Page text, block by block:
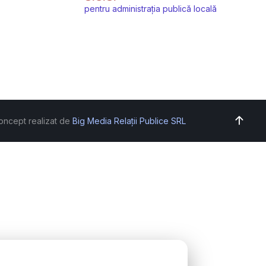
pentru administrația publică locală
realizat de Big Media Relații Publice SRL